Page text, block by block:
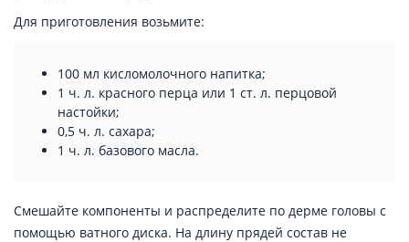
Для приготовления возьмите:
100 мл кисломолочного напитка;
1 ч. л. красного перца или 1 ст. л. перцовой
настойки;
0,5 ч. л. сахара;
1 ч. л. базового масла.
Смешайте компоненты и распределите по дерме головы с
помощью ватного диска. На длину прядей состав не